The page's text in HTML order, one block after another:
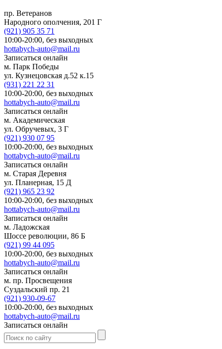
пр. Ветеранов
Народного ополчения, 201 Г
(921) 905 35 71
10:00-20:00, без выходных
hottabych-auto@mail.ru
Записаться онлайн
м. Парк Победы
ул. Кузнецовская д.52 к.15
(931) 221 22 31
10:00-20:00, без выходных
hottabych-auto@mail.ru
Записаться онлайн
м. Академическая
ул. Обручевых, 3 Г
(921) 930 07 95
10:00-20:00, без выходных
hottabych-auto@mail.ru
Записаться онлайн
м. Старая Деревня
ул. Планерная, 15 Д
(921) 965 23 92
10:00-20:00, без выходных
hottabych-auto@mail.ru
Записаться онлайн
м. Ладожская
Шоссе революции, 86 Б
(921) 99 44 095
10:00-20:00, без выходных
hottabych-auto@mail.ru
Записаться онлайн
м. пр. Просвещения
Суздальский пр. 21
(921) 930-09-67
10:00-20:00, без выходных
hottabych-auto@mail.ru
Записаться онлайн